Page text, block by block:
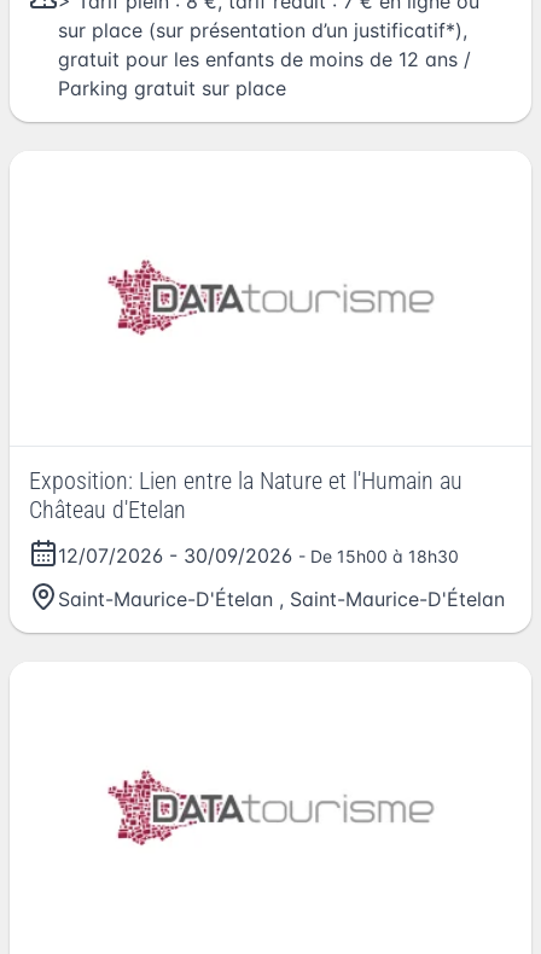
sur place (sur présentation d’un justificatif*),
gratuit pour les enfants de moins de 12 ans /
Parking gratuit sur place
Exposition: Lien entre la Nature et l'Humain au
Château d'Etelan
12/07/2026 - 30/09/2026 - De 15h00 à 18h30
Saint-Maurice-D'Ételan , Saint-Maurice-D'Ételan